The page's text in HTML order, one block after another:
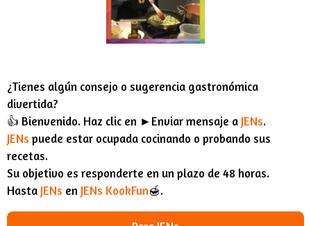
¿Tienes algún consejo o sugerencia gastronómica
divertida?
👍 Bienvenido. Haz clic en ►Enviar mensaje a JENs.
JENs puede estar ocupada cocinando o probando sus
recetas.
Su objetivo es responderte en un plazo de 48 horas.
Hasta JENs en JENs KookFun🍯.